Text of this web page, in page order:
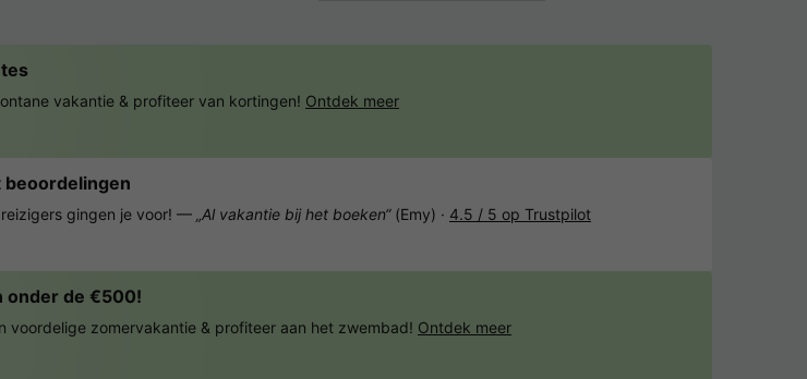
vakantie & profiteer van kortingen! Ontdek meer
gingen je voor! — „Al vakantie bij het boeken“(Emy) · 4.5 / 5 op Trustpilot
onder de €500!
voordelige zomervakantie & profiteer aan het zwembad! Ontdek meer